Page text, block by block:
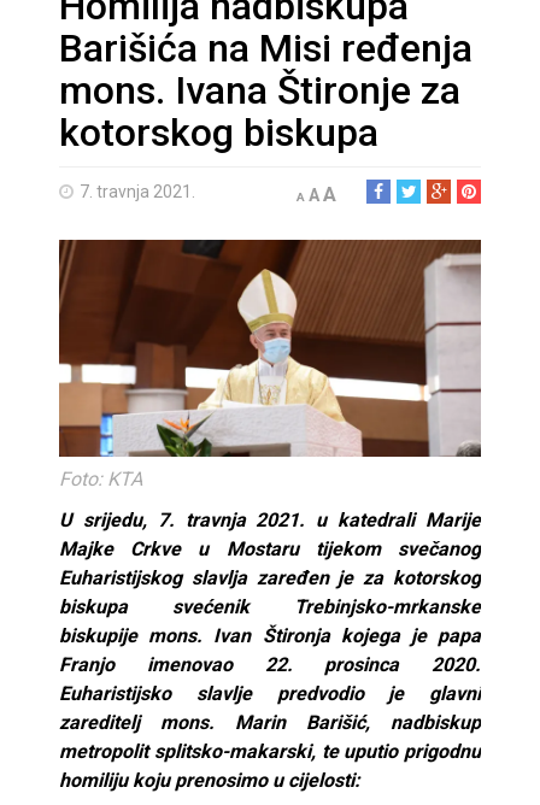
Barišića na Misi ređenja
mons. Ivana Štironje za
kotorskog biskupa
7. travnja 2021. A AA
Foto: KTA
U srijedu, 7. travnja 2021. u katedrali Marije
Majke Crkve u Mostaru tijekom svečanog
Euharistijskog slavlja zaređen je za kotorskog
biskupa svećenik Trebinjsko-mrkanske
biskupije mons. Ivan Štironja kojega je papa
Franjo imenovao 22. prosinca 2020.
Euharistijsko slavlje predvodio je glavni
zareditelj mons. Marin Barišić, nadbiskup
metropolit splitsko-makarski, te uputio prigodnu
homiliju koju prenosimo u cijelosti: